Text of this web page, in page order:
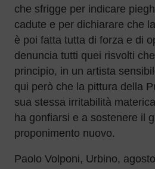
che sfrigge per indicare
cadute e per dichiarare che
è poi fatta tutta di forza e di
denuncia tutti quei risvolti
principio, in un artista
qui però che la pittura della
sua stessa irritabilità
ha gonfiarsi e a sostenere il
proponimento nuovo.
Paolo Volponi, Urbino,